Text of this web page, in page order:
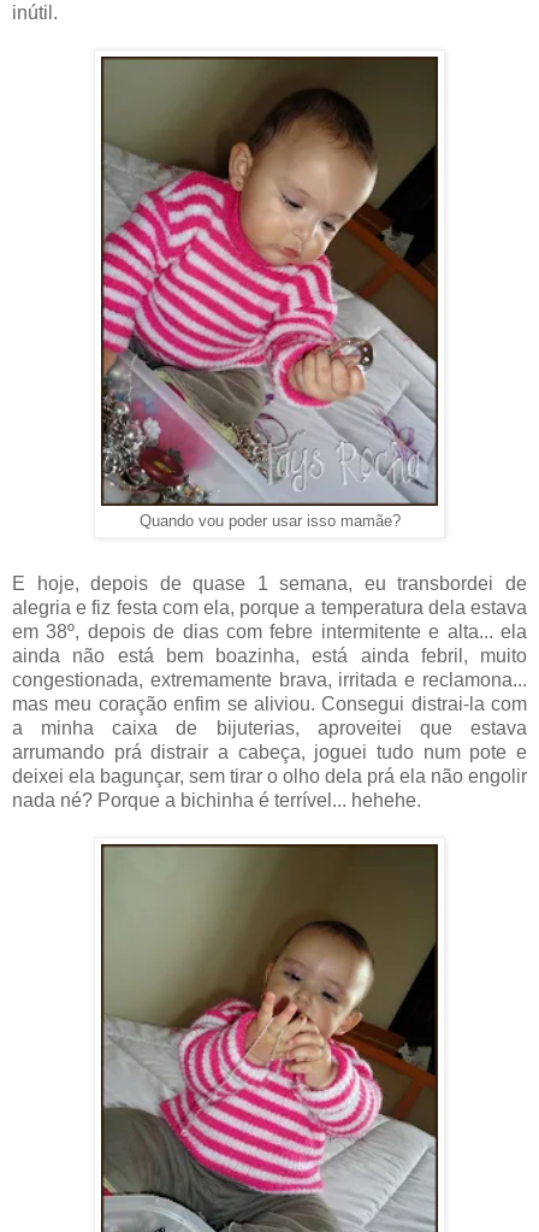
inútil.
Quando vou poder usar isso mamãe?
E hoje, depois de quase 1 semana, eu transbordei de
alegria e fiz festa com ela, porque a temperatura dela estava
em 38º, depois de dias com febre intermitente e alta... ela
ainda não está bem boazinha, está ainda febril, muito
congestionada, extremamente brava, irritada e reclamona...
mas meu coração enfim se aliviou. Consegui distrai-la com
a minha caixa de bijuterias, aproveitei que estava
arrumando prá distrair a cabeça, joguei tudo num pote e
deixei ela bagunçar, sem tirar o olho dela prá ela não engolir
nada né? Porque a bichinha é terrível... hehehe.